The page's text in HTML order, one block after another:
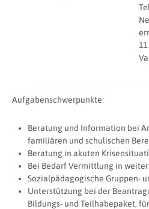
Aufgabenschwerpunkte:
Beratung und Information bei
familiären und schulischen
Beratung in akuten
Bei Bedarf Vermittlung in
Sozialpädagogische Gruppen-
Unterstützung bei der
Bildungs- und Teilhabepaket,